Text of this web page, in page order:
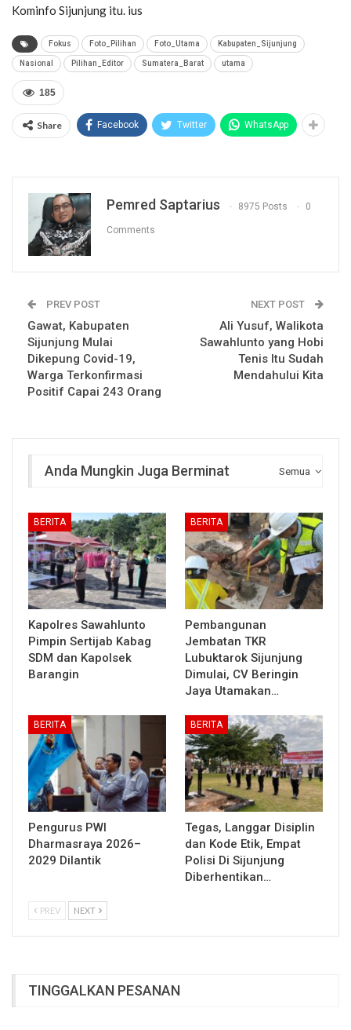
Kominfo Sijunjung itu. ius
Fokus Foto_Pilihan Foto_Utama Kabupaten_Sijunjung
Nasional Pilihan_Editor Sumatera_Barat utama
185
Share Facebook Twitter WhatsApp
Pemred Saptarius 8975 Posts 0
Comments
PREV POST
Gawat, Kabupaten
Sijunjung Mulai
Dikepung Covid-19,
Warga Terkonfirmasi
Positif Capai 243 Orang
NEXT POST
Ali Yusuf, Walikota
Sawahlunto yang Hobi
Tenis Itu Sudah
Mendahului Kita
Semua
Anda Mungkin Juga Berminat
BERITA
Kapolres Sawahlunto
Pimpin Sertijab Kabag
SDM dan Kapolsek
Barangin
BERITA
Pembangunan
Jembatan TKR
Lubuktarok Sijunjung
Dimulai, CV Beringin
Jaya Utamakan…
BERITA
Pengurus PWI
Dharmasraya 2026–
2029 Dilantik
BERITA
Tegas, Langgar Disiplin
dan Kode Etik, Empat
Polisi Di Sijunjung
Diberhentikan…
PREV NEXT
TINGGALKAN PESANAN